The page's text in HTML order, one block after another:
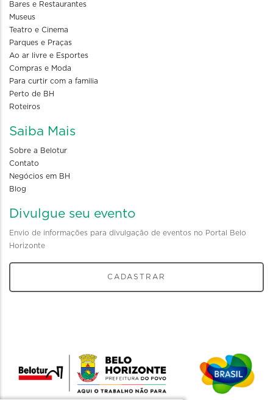
Bares e Restaurantes
Museus
Teatro e Cinema
Parques e Praças
Ao ar livre e Esportes
Compras e Moda
Para curtir com a familia
Perto de BH
Roteiros
Saiba Mais
Sobre a Belotur
Contato
Negócios em BH
Blog
Divulgue seu evento
Envio de informações para divulgação de eventos no Portal Belo
Horizonte
CADASTRAR